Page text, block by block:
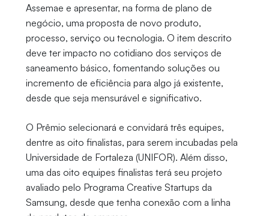
Assemae e apresentar, na forma de plano de
negócio, uma proposta de novo produto,
processo, serviço ou tecnologia. O item descrito
deve ter impacto no cotidiano dos serviços de
saneamento básico, fomentando soluções ou
incremento de eficiência para algo já existente,
desde que seja mensurável e significativo.
O Prêmio selecionará e convidará três equipes,
dentre as oito finalistas, para serem incubadas pela
Universidade de Fortaleza (UNIFOR). Além disso,
uma das oito equipes finalistas terá seu projeto
avaliado pelo Programa Creative Startups da
Samsung, desde que tenha conexão com a linha